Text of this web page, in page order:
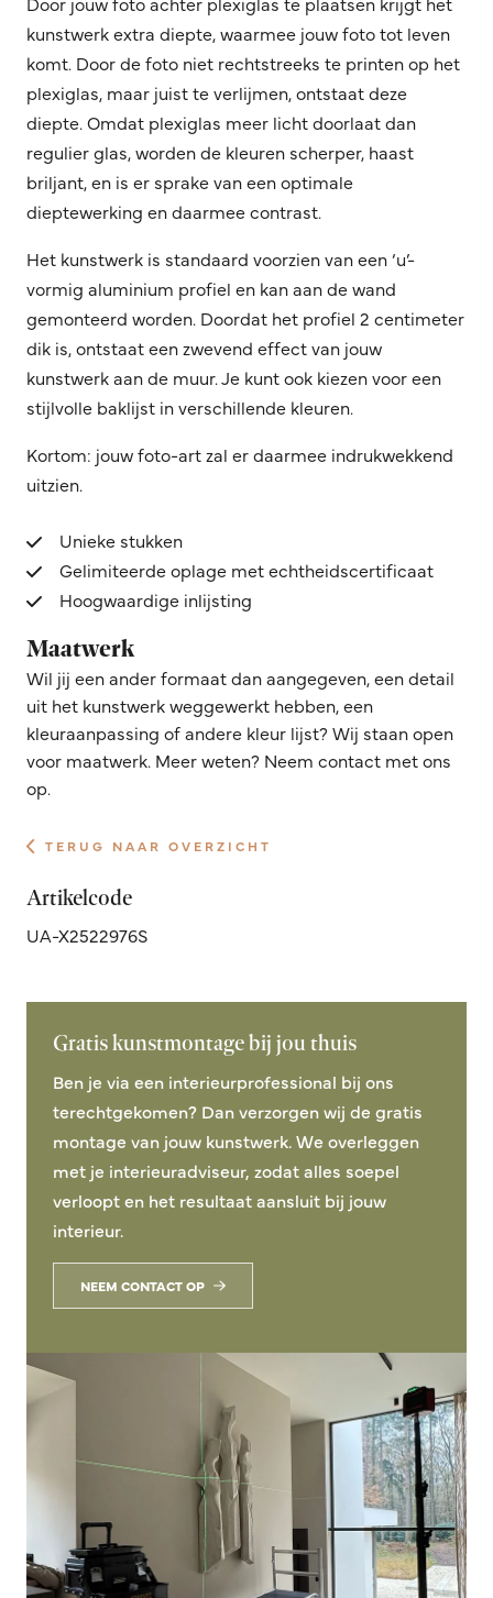
kunstwerk extra diepte, waarmee jouw foto tot leven
komt. Door de foto niet rechtstreeks te printen op het
plexiglas, maar juist te verlijmen, ontstaat deze
diepte. Omdat plexiglas meer licht doorlaat dan
regulier glas, worden de kleuren scherper, haast
briljant, en is er sprake van een optimale
dieptewerking en daarmee contrast.
Het kunstwerk is standaard voorzien van een ‘u’-
vormig aluminium profiel en kan aan de wand
gemonteerd worden. Doordat het profiel 2 centimeter
dik is, ontstaat een zwevend effect van jouw
kunstwerk aan de muur. Je kunt ook kiezen voor een
stijlvolle baklijst in verschillende kleuren.
Kortom: jouw foto-art zal er daarmee indrukwekkend
uitzien.
Unieke stukken
Gelimiteerde oplage met echtheidscertificaat
Hoogwaardige inlijsting
Maatwerk
Wil jij een ander formaat dan aangegeven, een detail
uit het kunstwerk weggewerkt hebben, een
kleuraanpassing of andere kleur lijst? Wij staan open
voor maatwerk. Meer weten? Neem contact met ons
op.
TERUG NAAR OVERZICHT
Artikelcode
UA-X2522976S
Gratis kunstmontage bij jou thuis
Ben je via een interieurprofessional bij ons
terechtgekomen? Dan verzorgen wij de gratis
montage van jouw kunstwerk. We overleggen
met je interieuradviseur, zodat alles soepel
verloopt en het resultaat aansluit bij jouw
interieur.
NEEM CONTACT OP